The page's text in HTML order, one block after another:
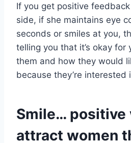
If you get positive
side, if she maintains eye
seconds or smiles at you,
telling you that it’s okay for
them and how they would
because they’re interested
Smile… positive
attract women